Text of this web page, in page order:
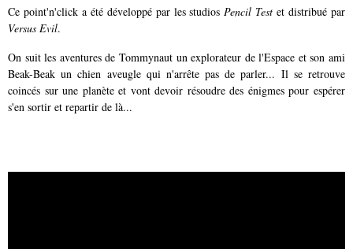
Ce point'n'click a été développé par les studios Pencil Test et distribué par
Versus Evil.
On suit les aventures de Tommynaut un explorateur de l'Espace et son ami
Beak-Beak un chien aveugle qui n'arrête pas de parler... Il se retrouve
coincés sur une planète et vont devoir résoudre des énigmes pour espérer
s'en sortir et repartir de là...